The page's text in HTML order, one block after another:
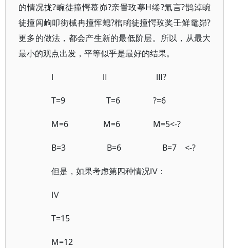
的情况拢?畹徒撞愕慕峁?亲詈玫摹H绻?氚言?鹊淖畹
徒撞闾岣叩街械冉撞恽螅?棺畹徒撞愕玫奖壬鲜鼋峁?
更多的做法，都会产生新的最低阶层。所以，从最大
最小的观点出发，平等似乎是最好的结果。
Ⅰ Ⅱ Ⅲ?
T=9 T=6 ?=6
M=6 M=6 M=5<-?
B=3 B=6 B=7 <-?
但是，如果考虑第四种情况Ⅳ：
Ⅳ
T=15
M=12